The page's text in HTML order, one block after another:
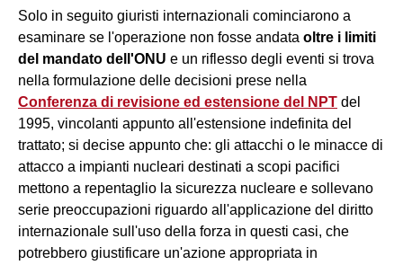
Solo in seguito giuristi internazionali cominciarono a
esaminare se l'operazione non fosse andata oltre i limiti
del mandato dell'ONU e un riflesso degli eventi si trova
nella formulazione delle decisioni prese nella
Conferenza di revisione ed estensione del NPT del
1995, vincolanti appunto all'estensione indefinita del
trattato; si decise appunto che: gli attacchi o le minacce di
attacco a impianti nucleari destinati a scopi pacifici
mettono a repentaglio la sicurezza nucleare e sollevano
serie preoccupazioni riguardo all'applicazione del diritto
internazionale sull'uso della forza in questi casi, che
potrebbero giustificare un'azione appropriata in